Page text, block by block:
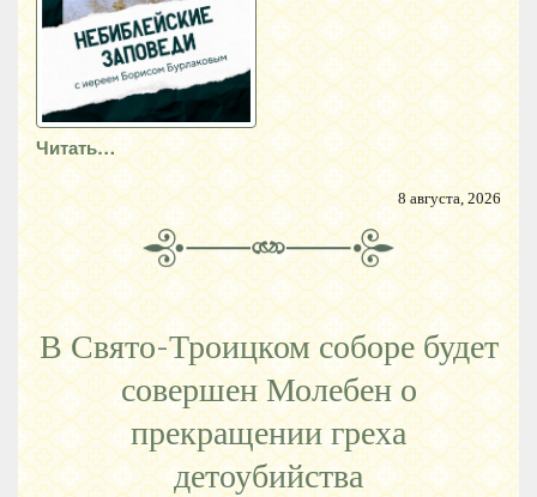
Читать…
8 августа, 2026
В Свято-Троицком соборе будет
совершен Молебен о
прекращении греха
детоубийства